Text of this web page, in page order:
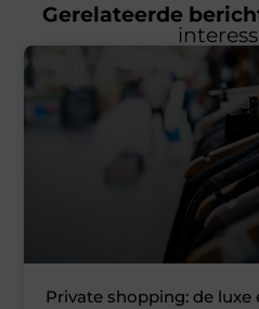
Gerelateerde
Private shopping: de luxe